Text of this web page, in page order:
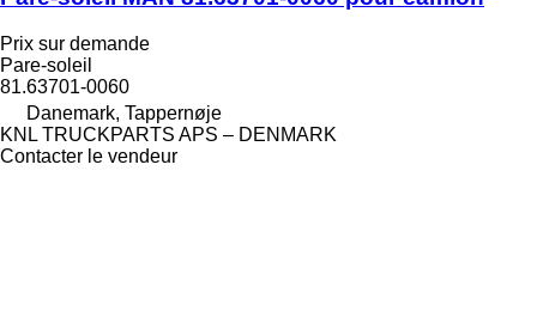
Prix sur demande
Pare-soleil
81.63701-0060
Danemark, Tappernøje
KNL TRUCKPARTS APS – DENMARK
Contacter le vendeur